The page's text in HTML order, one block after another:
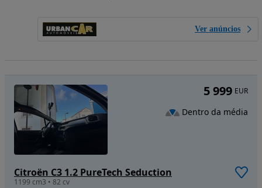
Ver anúncios
Citroën C3 1.2 PureTech Seduction
1199 cm3 • 82 cv
5 999 EUR
Dentro da média